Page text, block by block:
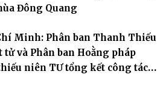
Đông Quang
Minh: Phân ban Thanh Thiếu
tử và Phân ban Hoằng pháp
niên TƯ tổng kết công tác